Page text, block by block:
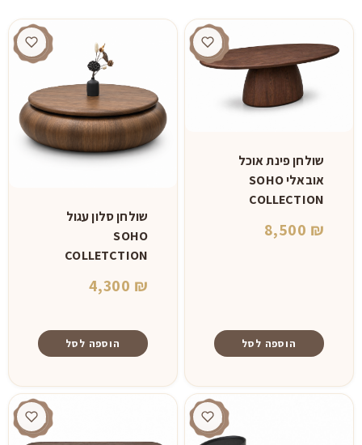
שולחן פינת אוכל
אובאלי SOHO
COLLECTION
8,500 ₪
הוספה לסל
שולחן סלון עגול
SOHO
COLLETCTION
4,300 ₪
הוספה לסל